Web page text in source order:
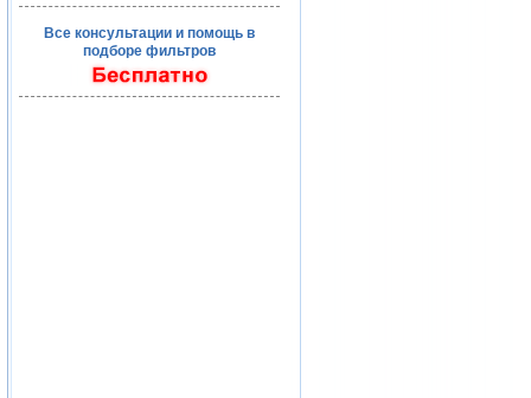
Все консультации и помощь в
подборе фильтров